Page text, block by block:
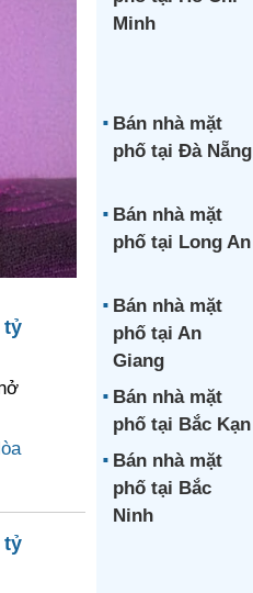
tỷ
tỷ
Minh
Bán nhà mặt
phố tại Đà Nẵng
Bán nhà mặt
phố tại Long An
Bán nhà mặt
phố tại An
Giang
Bán nhà mặt
phố tại Bắc Kạn
Bán nhà mặt
phố tại Bắc
Ninh